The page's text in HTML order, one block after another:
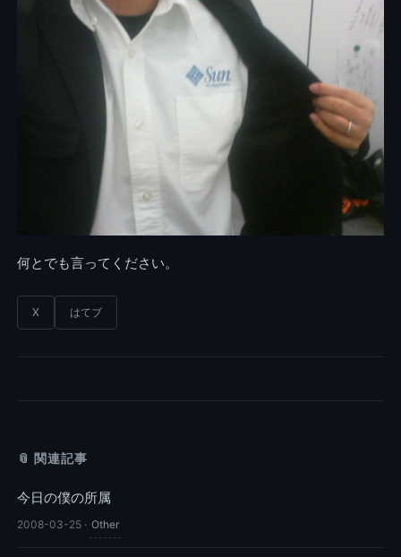
何とでも言ってください。
X はてブ
📎 関連記事
今日の僕の所属
2008-03-25· Other